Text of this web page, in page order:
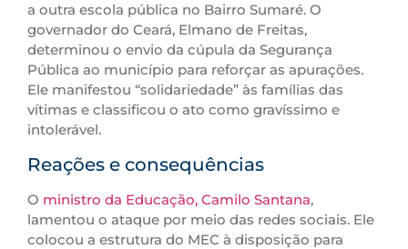
a outra escola pública no Bairro Sumaré. O
governador do Ceará, Elmano de Freitas,
determinou o envio da cúpula da Segurança
Pública ao município para reforçar as apurações.
Ele manifestou “solidariedade” às famílias das
vítimas e classificou o ato como gravíssimo e
intolerável.
Reações e consequências
O ministro da Educação, Camilo Santana,
lamentou o ataque por meio das redes sociais. Ele
colocou a estrutura do MEC à disposição para